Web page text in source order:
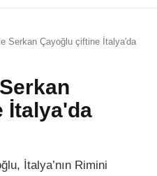
Serkan Çayoğlu çiftine İtalya'da
İtalya'da
İtalya’nın Rimini